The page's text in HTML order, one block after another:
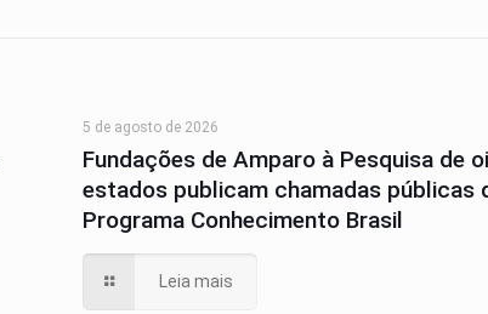
5 de agosto de 2026
Fundações de Amparo à Pesquisa de
estados publicam chamadas públicas
Programa Conhecimento Brasil
Leia mais